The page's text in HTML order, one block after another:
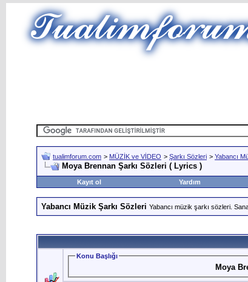
tualimforum.com > MÜZİK ve VİDEO > Şarkı Sözleri > Yabancı
Moya Brennan Şarkı Sözleri ( Lyrics )
Kayıt ol
Yardım
Yabancı Müzik Şarkı Sözleri Yabancı müzik şarkı sözleri.
Konu Başlığı
Moya